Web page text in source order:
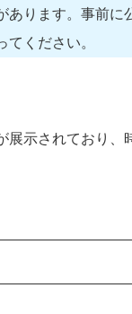
あります。事前に
ください。
展示されており、